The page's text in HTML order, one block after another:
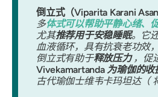
倒立式（Viparita Karani
多体式可以帮助平静心绪、
尤其推荐用于安稳睡眠。它
血液循环，具有抗衰老功效
倒立式有助于释放压力 ，促
Vivekamartanda为瑜伽的收
古代瑜伽士维韦卡玛坦达（